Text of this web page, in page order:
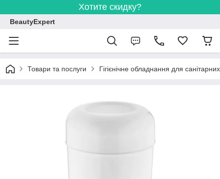
Хотите скидку?
BeautyExpert
Товари та послуги Гігієнічне обладнання для